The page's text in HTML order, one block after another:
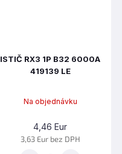
ISTIČ RX3 1P B32 6000A
419139 LE
Na objednávku
4,46 Eur
3,63 Eur bez DPH